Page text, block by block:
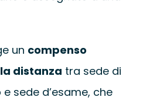
un compenso
distanza tra sede di
sede d’esame, che